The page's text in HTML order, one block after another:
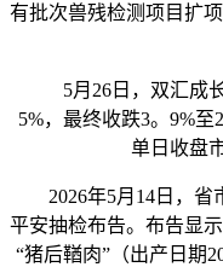
有批次兽残检测项目扩
5月26日，双汇成长
5%，最终收跌3。9%至
单日收盘
2026年5月14日，省
平安抽检布告。布告显
“猪后鞧肉”（出产日期